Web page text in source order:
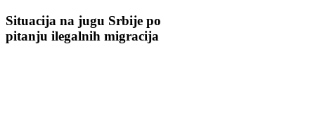
Situacija na jugu Srbije po
pitanju ilegalnih migracija